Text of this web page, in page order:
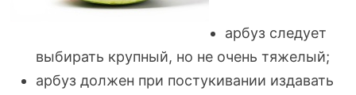
арбуз следует
выбирать крупный, но не очень тяжелый;
арбуз должен при постукивании издавать